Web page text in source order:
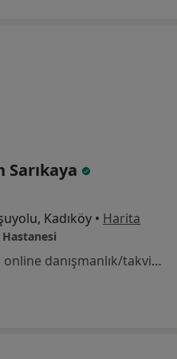
Sarıkaya
Kadıköy • Harita
Bu uzman ilgili adres için online danışmanlık/takvim sunmuyor.